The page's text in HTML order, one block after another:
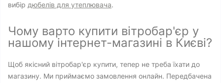
вибір дюбелів для утеплювача.
Чому варто купити вітробар'єр у
нашому інтернет-магазині в Києві?
Щоб якісний вітробар'єр купити, тепер не треба їхати до
магазину. Ми приймаємо замовлення онлайн. Передбачена